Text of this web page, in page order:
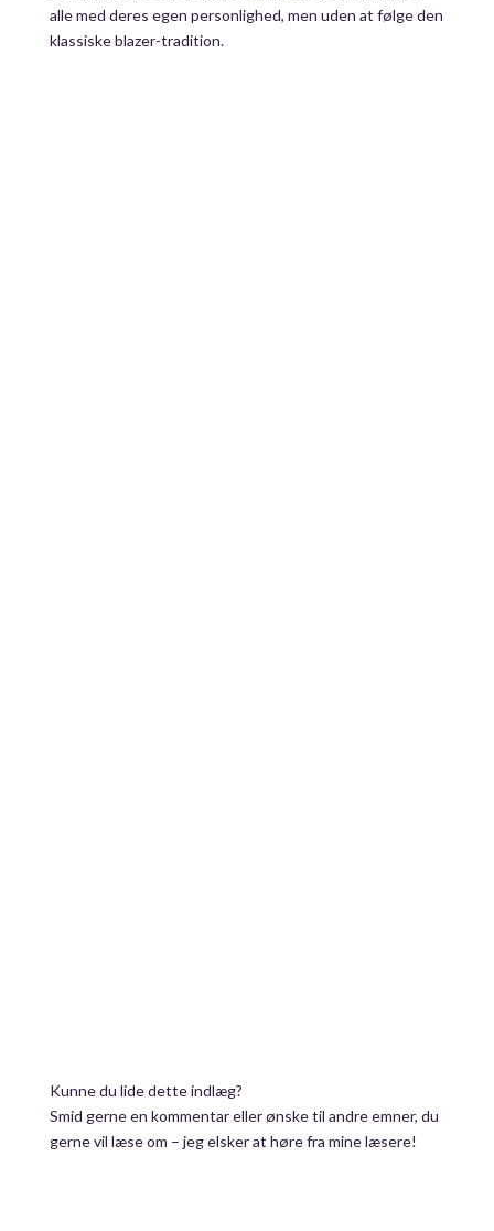
alle med deres egen personlighed, men uden at følge den
klassiske blazer-tradition.
Kunne du lide dette indlæg?
Smid gerne en kommentar eller ønske til andre emner, du
gerne vil læse om – jeg elsker at høre fra mine læsere!